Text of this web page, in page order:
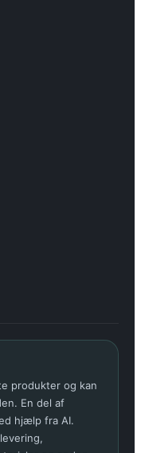
produkter og kan
En del af
hjælp fra AI.